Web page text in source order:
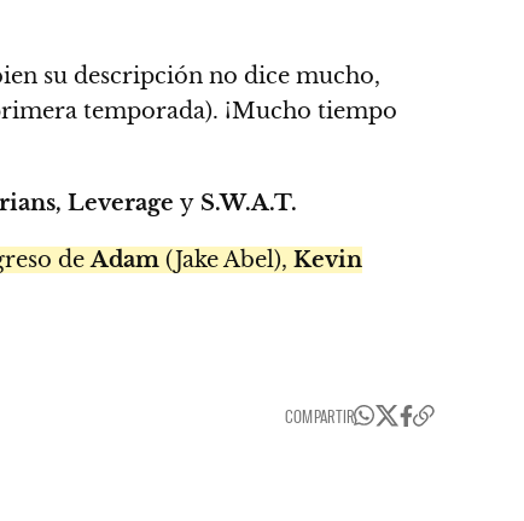
su descripción no dice mucho,
temporada). ¡Mucho tiempo
Leverage y S.W.A.T.
deAdam (Jake Abel), Kevin
COMPARTIR